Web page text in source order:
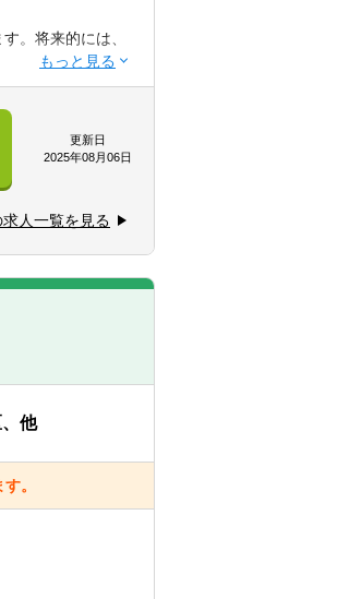
。将来的には、
から担当し、少し
お金の流れ等、
境が整っていま
更新日
2025年08月06日
人一覧を見る
他
。